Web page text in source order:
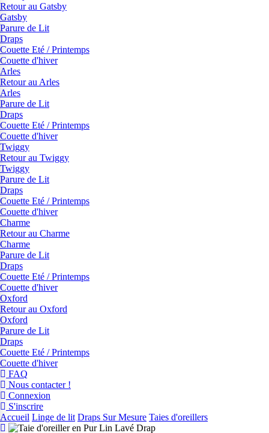
Retour au Gatsby
Gatsby
Parure de Lit
Draps
Couette Eté / Printemps
Couette d'hiver
Arles
Retour au Arles
Arles
Parure de Lit
Draps
Couette Eté / Printemps
Couette d'hiver
Twiggy
Retour au Twiggy
Twiggy
Parure de Lit
Draps
Couette Eté / Printemps
Couette d'hiver
Charme
Retour au Charme
Charme
Parure de Lit
Draps
Couette Eté / Printemps
Couette d'hiver
Oxford
Retour au Oxford
Oxford
Parure de Lit
Draps
Couette Eté / Printemps
Couette d'hiver
FAQ
Nous contacter !
Connexion
S'inscrire
Accueil Linge de lit Draps Sur Mesure Taies d'oreillers